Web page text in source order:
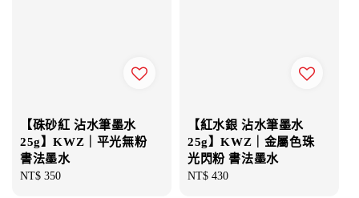
【硃砂紅 沾水筆墨水
25g】KWZ｜平光無粉
書法墨水
Regular
NT$ 350
【紅水銀 沾水筆墨水
25g】KWZ｜金屬色珠
光閃粉 書法墨水
Regular
NT$ 430